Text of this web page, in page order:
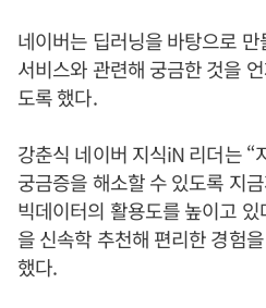
네이버는 딥러닝을 바탕으로
서비스와 관련해 궁금한 것을
도록 했다.
강춘식 네이버 지식iN 리더는 “
궁금증을 해소할 수 있도록 지
빅데이터의 활용도를 높이고
을 신속학 추천해 편리한 경험
했다.